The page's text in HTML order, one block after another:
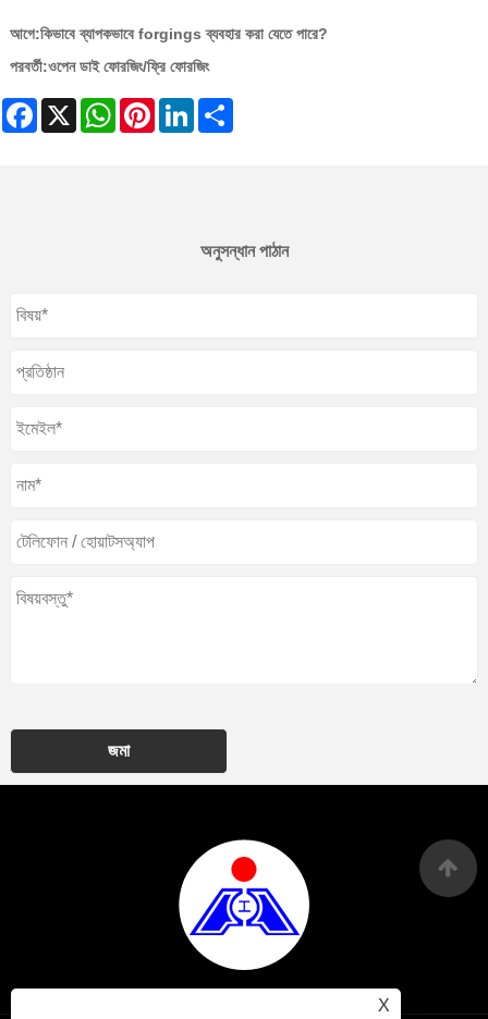
আগে:কিভাবে ব্যাপকভাবে forgings ব্যবহার করা যেতে পারে?
পরবর্তী:ওপেন ডাই ফোরজিং/ফ্রি ফোরজিং
Facebook
X WhatsAppPinterestLinkedIn
অনুসন্ধান পাঠান
জমা
X